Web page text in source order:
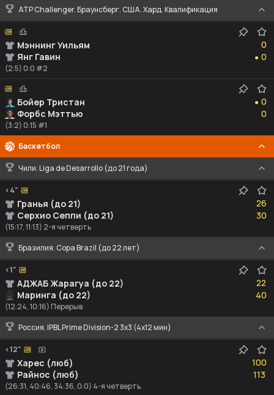
ATP Challenger. Браунсберг. США. Хард. Квалификация
Мэннинг Уильям
Янг Гавин
0
0
●
0
0
(2:5) 0:0 #2
Бойер Тристан
Форбс Мэттью
●
0
0
0
0
(3:2) 0:15 #1
Баскетбол
Чили. Liga de Desarrollo (до 21 года)
<4"
Гранья (до 21)
Серхио Сеппи (до 21)
26
26
30
30
(15:17, 11:13) 2-я четверть
Бразилия. Copa Brazil (до 22 лет)
<1"
АДЖАБ Жарагуа (до 22)
Маринга (до 22)
22
22
40
40
(12:24, 10:16) Перерыв
Россия. IPBL Prime Division-2 3x3 (4x12 мин)
<12"
Харес (люб)
Райнос (люб)
100
100
113
113
(26:31, 40:46, 34:36, 0:0) 4-я четверть